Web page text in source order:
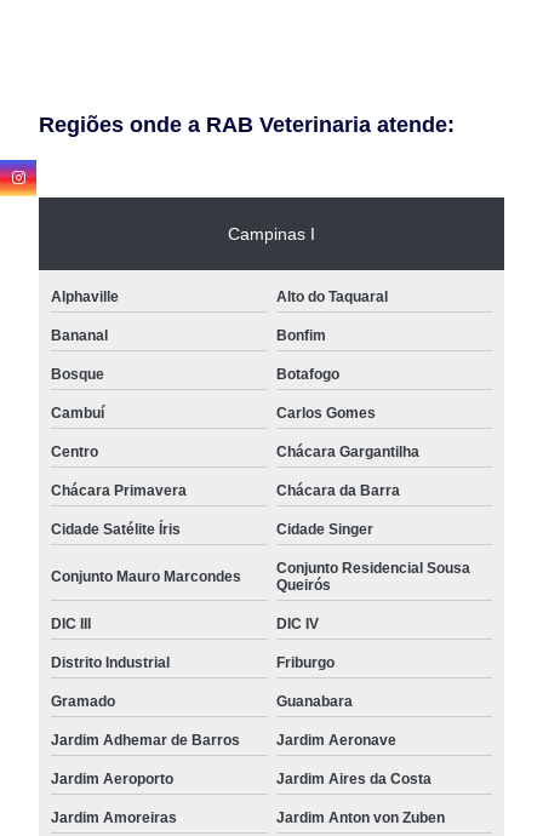
Regiões onde a RAB Veterinaria atende:
Campinas I
Alphaville Alto do Taquaral
Bananal Bonfim
Bosque Botafogo
Cambuí Carlos Gomes
Centro Chácara Gargantilha
Chácara Primavera Chácara da Barra
Cidade Satélite Íris Cidade Singer
Conjunto Mauro Marcondes
Conjunto Residencial Sousa
Queirós
DIC III DIC IV
Distrito Industrial Friburgo
Gramado Guanabara
Jardim Adhemar de Barros Jardim Aeronave
Jardim Aeroporto Jardim Aires da Costa
Jardim Amoreiras Jardim Anton von Zuben